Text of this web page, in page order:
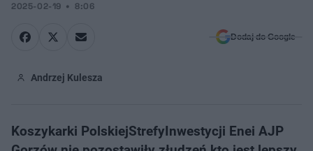
2025-02-19 8:06
Dodaj do Google
Andrzej Kulesza
Koszykarki PolskiejStrefyInwestycji Enei AJP